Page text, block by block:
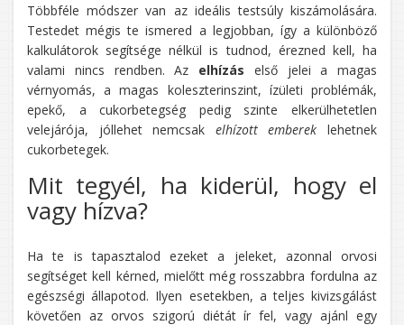
Többféle módszer van az ideális testsúly kiszámolására.
Testedet mégis te ismered a legjobban, így a különböző
kalkulátorok segítsége nélkül is tudnod, érezned kell, ha
valami nincs rendben. Az elhízás első jelei a magas
vérnyomás, a magas koleszterinszint, ízületi problémák,
epekő, a cukorbetegség pedig szinte elkerülhetetlen
velejárója, jóllehet nemcsak elhízott emberek lehetnek
cukorbetegek.
Mit tegyél, ha kiderül, hogy el
vagy hízva?
Ha te is tapasztalod ezeket a jeleket, azonnal orvosi
segítséget kell kérned, mielőtt még rosszabbra fordulna az
egészségi állapotod. Ilyen esetekben, a teljes kivizsgálást
követően az orvos szigorú diétát ír fel, vagy ajánl egy